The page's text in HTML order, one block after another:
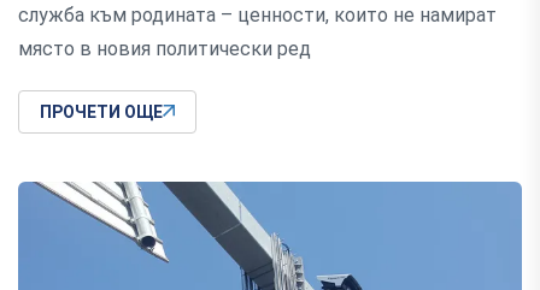
служба към родината – ценности, които не намират
място в новия политически ред
ПРОЧЕТИ ОЩЕ